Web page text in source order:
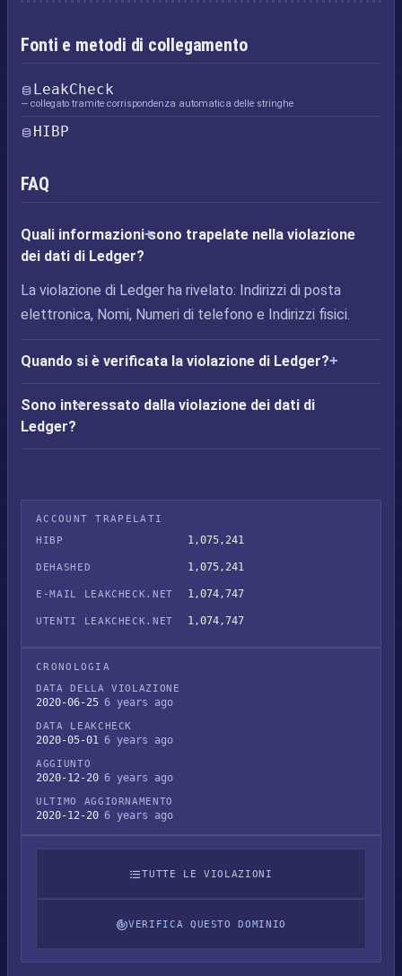
Fonti e metodi di collegamento
LeakCheck
— collegato tramite corrispondenza automatica delle stringhe
HIBP
FAQ
Quali informazioni sono trapelate nella violazione
dei dati di Ledger?
La violazione di Ledger ha rivelato: Indirizzi di posta
elettronica, Nomi, Numeri di telefono e Indirizzi fisici.
Quando si è verificata la violazione di Ledger?
Sono interessato dalla violazione dei dati di
Ledger?
ACCOUNT TRAPELATI
HIBP
1,075,241
DEHASHED 1,075,241
E-MAIL LEAKCHECK.NET 1,074,747
UTENTI LEAKCHECK.NET 1,074,747
CRONOLOGIA
DATA DELLA VIOLAZIONE
2020-06-25 6 years ago
DATA LEAKCHECK
2020-05-01 6 years ago
AGGIUNTO
2020-12-20 6 years ago
ULTIMO AGGIORNAMENTO
2020-12-20 6 years ago
TUTTE LE VIOLAZIONI
VERIFICA QUESTO DOMINIO